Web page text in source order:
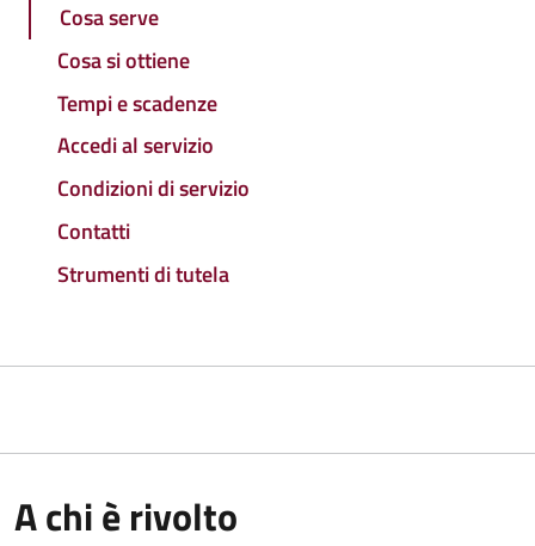
Cosa serve
Cosa si ottiene
Tempi e scadenze
Accedi al servizio
Condizioni di servizio
Contatti
Strumenti di tutela
A chi è rivolto